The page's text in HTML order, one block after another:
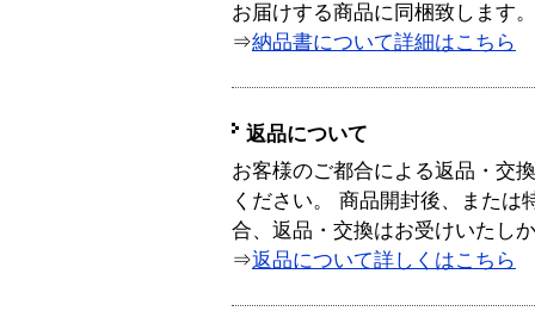
お届けする商品に同梱致します。
⇒納品書について詳細はこちら
返品について
お客様のご都合による返品・交
ください。 商品開封後、または
合、返品・交換はお受けいたし
⇒返品について詳しくはこちら